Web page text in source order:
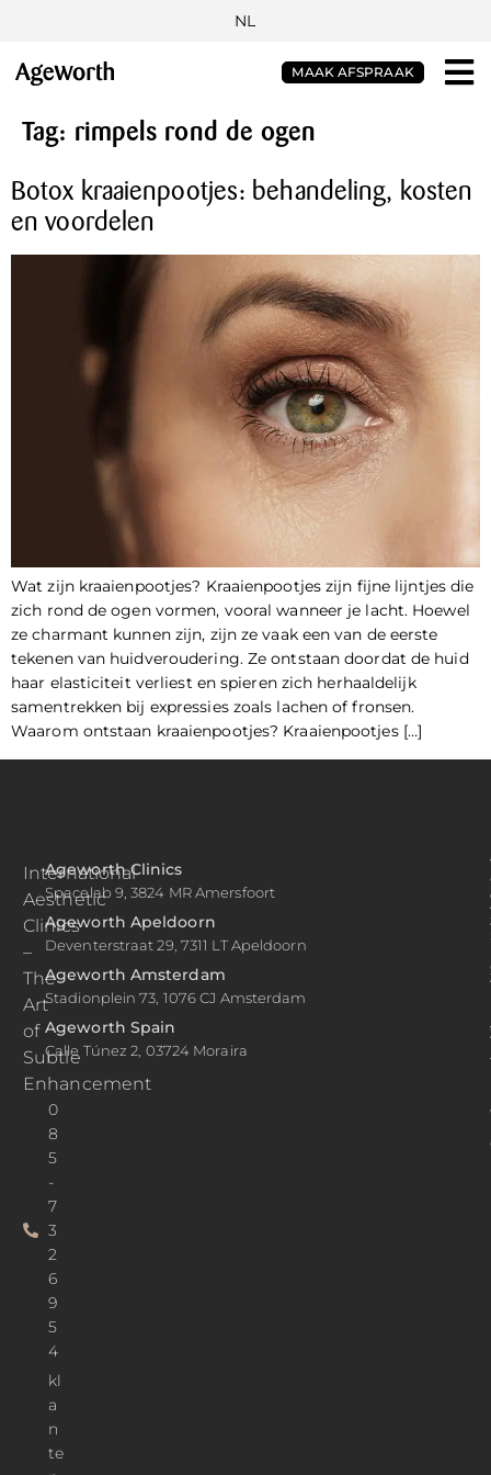
NL
MAAK AFSPRAAK
Tag: rimpels rond de ogen
Botox kraaienpootjes: behandeling, kosten
en voordelen
Wat zijn kraaienpootjes? Kraaienpootjes zijn fijne lijntjes die
zich rond de ogen vormen, vooral wanneer je lacht. Hoewel
ze charmant kunnen zijn, zijn ze vaak een van de eerste
tekenen van huidveroudering. Ze ontstaan doordat de huid
haar elasticiteit verliest en spieren zich herhaaldelijk
samentrekken bij expressies zoals lachen of fronsen.
Waarom ontstaan kraaienpootjes? Kraaienpootjes […]
International
Aesthetic
Clinics
–
The
Art
of
Subtle
Enhancement
0
8
5
-
7
3
2
6
9
5
4
kl
a
n
te
Ageworth Clinics
Spacelab 9, 3824 MR Amersfoort
Ageworth Apeldoorn
Deventerstraat 29, 7311 LT Apeldoorn
Ageworth Amsterdam
Stadionplein 73, 1076 CJ Amsterdam
Ageworth Spain
Calle Túnez 2, 03724 Moraira